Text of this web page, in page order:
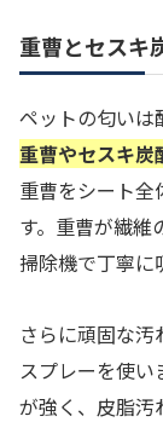
重曹とセスキ
ペットの匂いは
重曹やセスキ炭
重曹をシート全
す。重曹が繊維
掃除機で丁寧に
さらに頑固な
スプレーを使
が強く、皮脂汚